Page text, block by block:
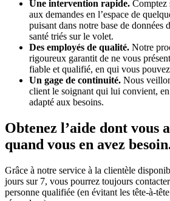
Une intervention rapide. Comptez
aux demandes en l’espace de
puisant dans notre base de données
santé triés sur le volet.
Des employés de qualité. Notre
rigoureux garantit de ne vous
fiable et qualifié, en qui vous
Un gage de continuité. Nous
client le soignant qui lui convient,
adapté aux besoins.
Obtenez l’aide dont vous
quand vous en avez
Grâce à notre service à la clientèle
jours sur 7, vous pourrez toujours
personne qualifiée (en évitant les tête-à-